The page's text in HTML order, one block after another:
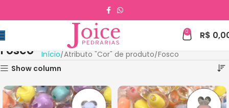
0 R$
Fosco Início Atributo "Cor" de produto Fosco
Show column